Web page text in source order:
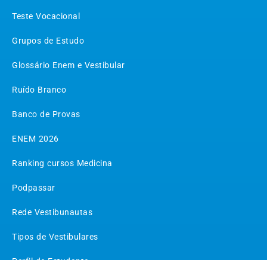
Teste Vocacional
Grupos de Estudo
Glossário Enem e Vestibular
Ruído Branco
Banco de Provas
ENEM 2026
Ranking cursos Medicina
Podpassar
Rede Vestibunautas
Tipos de Vestibulares